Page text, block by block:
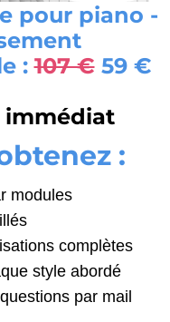
pour piano -
:107 €59 €
immédiat
:
modules
complètes
style abordé
par mail